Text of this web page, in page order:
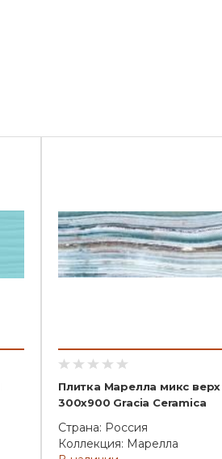
Плитка Марелла микс верх
300х900 Gracia Ceramica
Страна: Россия
Коллекция: Марелла